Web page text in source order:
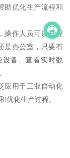
助优化生产流程和
操作人员可以远程
是办公室，只要有
备、查看实时数
应用于工业自动化
优化生产过程。